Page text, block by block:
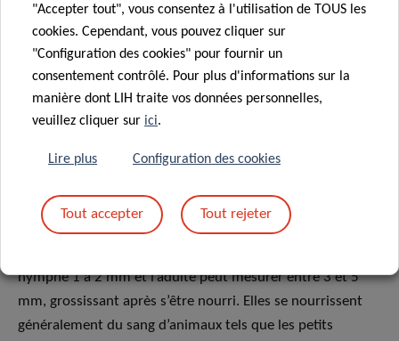
Les tiques sont des arachnides parasites (et non des
insectes). Leur taille varie selon les stades de
nymphe 1 à 2 mm et l’adulte peut mesurer entre 3 et 5
mm, grossissant après s’être nourri. Elles se nourrissent
généralement du sang d’animaux tels que les petits
"Accepter tout", vous consentez à l'utilisation de TOUS les
cookies. Cependant, vous pouvez cliquer sur
"Configuration des cookies" pour fournir un
consentement contrôlé. Pour plus d'informations sur la
manière dont LIH traite vos données personnelles,
veuillez cliquer sur ici.
Lire plus Configuration des cookies
Tout accepter Tout rejeter